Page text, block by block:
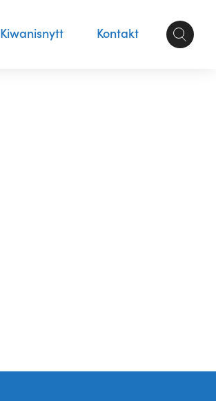
Kiwanisnytt Kontakt